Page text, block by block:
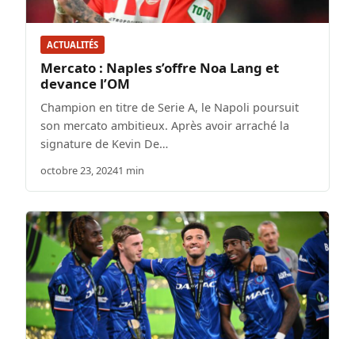
ACTUALITÉS
Mercato : Naples s’offre Noa Lang et
devance l’OM
Champion en titre de Serie A, le Napoli poursuit
son mercato ambitieux. Après avoir arraché la
signature de Kevin De…
octobre 23, 20241 min